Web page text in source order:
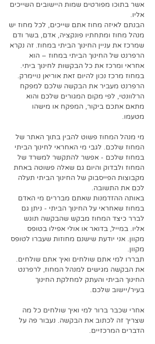
אשר בתוכו מפורטים שמות היישובים השייכים
אליו.
הבנתם לאיזה מחוז אתם שייכים, לכל מחוז יש
מנהל מחוז ומתחתיו פונקציה, אדם, בשר ודם
שמרכז את עניין החינוך הביתי במחוז. זה נקרא
הרפרנט של החינוך הביתי במחוז – הוא
אחראי ומרכז את כל הבקשות לחינוך ביתי.
במחוז מרכז נכון להיום זאת אוריאן נויימרק.
הרפרנט מעביר את הבקשה שלכם למפקח
הרלוונטי, לפי מקום המגורים שלכם והוא
מתאם אתכם ביקור, המפקח או מישהו
מטעמו.
מי מנהל המחוז פשוט להבין בתוך האתר של
המחוז שלכם. לגבי מי האחראי לחינוך הביתי
במחוז שלכם - אפשר להתקשר למשרד של
המחוז ולבדוק והיום גם שאלה פשוטה באחת
מקבוצות הפייסבוק של החינוך הביתי תעלה
לכם את התשובה.
באותה ההזדמנות שאתם מבררים מי האדם
במחוז שאחראי על החינוך הביתי - ניתן גם
לברר כיצד המחוז מבקש שהבקשה תוגש
אליו. במייל, בדואר או אולי אפילו בטופס
מקוון. אני יודעת שישנם מחוזות שעברו לטופס
מקוון.
תבררו למי אתם שולחים ואיך אתם שולחים.
את הבקשה מגישים למנהל המחוז, לרפרנט
החינוך הביתי והעתק למחלקת החינוך
בעיר/יישוב שלכם.
אחרי שכבר ברור למי ואיך שולחים כל מה
שצריך זה לכתוב את הבקשה. נעבור פה על
הדברים המרכזיים.